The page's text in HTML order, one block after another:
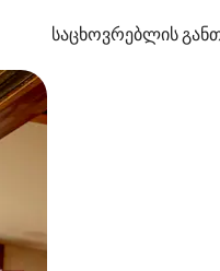
საცხოვრებლის